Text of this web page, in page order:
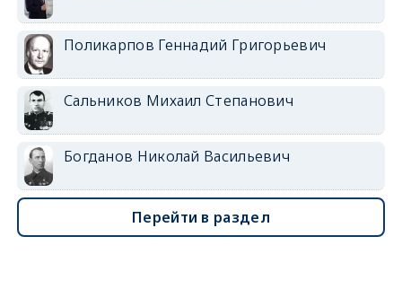
Поликарпов Геннадий Григорьевич
Сальников Михаил Степанович
Богданов Николай Васильевич
Перейти в раздел